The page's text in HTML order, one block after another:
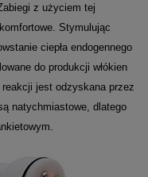
z użyciem tej
Stymulując
ciepła endogennego
do produkcji włókien
jest odzyskana przez
natychmiastowe, dlatego